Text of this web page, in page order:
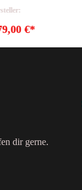
€*
dir gerne.